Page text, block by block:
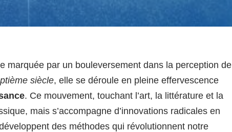
marquée par un bouleversement dans la perception de
siècle, elle se déroule en pleine effervescence
. Ce mouvement, touchant l’art, la littérature et la
mais s’accompagne d’innovations radicales en
des méthodes qui révolutionnent notre